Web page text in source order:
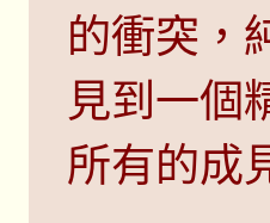
的衝突，
見到一個
所有的成